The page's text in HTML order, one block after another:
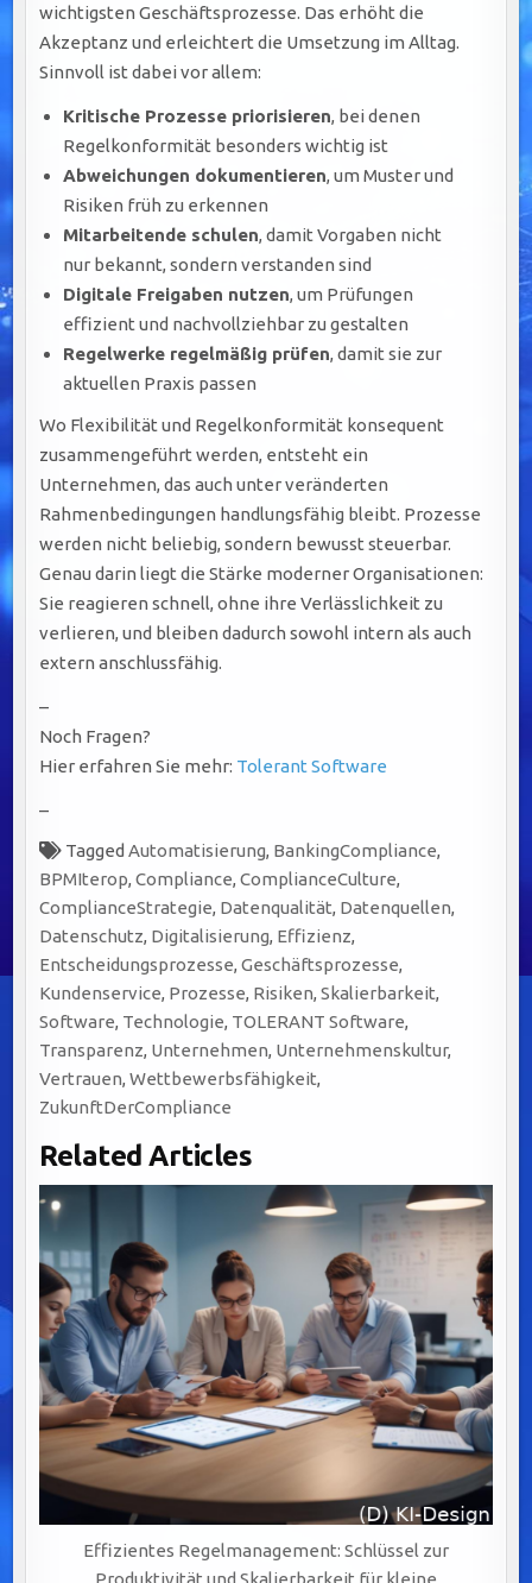
wichtigsten Geschäftsprozesse. Das erhöht die
Akzeptanz und erleichtert die Umsetzung im Alltag.
Sinnvoll ist dabei vor allem:
Kritische Prozesse priorisieren, bei denen
Regelkonformität besonders wichtig ist
Abweichungen dokumentieren, um Muster und
Risiken früh zu erkennen
Mitarbeitende schulen, damit Vorgaben nicht
nur bekannt, sondern verstanden sind
Digitale Freigaben nutzen, um Prüfungen
effizient und nachvollziehbar zu gestalten
Regelwerke regelmäßig prüfen, damit sie zur
aktuellen Praxis passen
Wo Flexibilität und Regelkonformität konsequent
zusammengeführt werden, entsteht ein
Unternehmen, das auch unter veränderten
Rahmenbedingungen handlungsfähig bleibt. Prozesse
werden nicht beliebig, sondern bewusst steuerbar.
Genau darin liegt die Stärke moderner Organisationen:
Sie reagieren schnell, ohne ihre Verlässlichkeit zu
verlieren, und bleiben dadurch sowohl intern als auch
extern anschlussfähig.
–
Noch Fragen?
Hier erfahren Sie mehr: Tolerant Software
–
TaggedAutomatisierung, BankingCompliance,
BPMIterop,Compliance,ComplianceCulture,
ComplianceStrategie, Datenqualität, Datenquellen,
Datenschutz, Digitalisierung, Effizienz,
Entscheidungsprozesse,Geschäftsprozesse,
Kundenservice, Prozesse, Risiken,Skalierbarkeit,
Software, Technologie, TOLERANT Software,
Transparenz, Unternehmen, Unternehmenskultur,
Vertrauen,Wettbewerbsfähigkeit,
ZukunftDerCompliance
Related Articles
Effizientes Regelmanagement: Schlüssel zur
Produktivität und Skalierbarkeit für kleine